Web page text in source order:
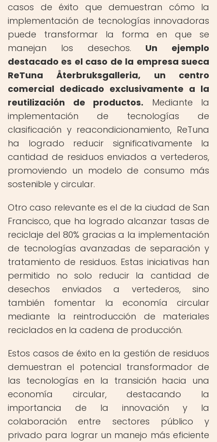
casos de éxito que demuestran cómo la
implementación de tecnologías innovadoras
puede transformar la forma en que se
manejan los desechos. Un ejemplo
destacado es el caso de la empresa sueca
ReTuna Återbruksgalleria, un centro
comercial dedicado exclusivamente a la
reutilización de productos. Mediante la
implementación de tecnologías de
clasificación y reacondicionamiento, ReTuna
ha logrado reducir significativamente la
cantidad de residuos enviados a vertederos,
promoviendo un modelo de consumo más
sostenible y circular.
Otro caso relevante es el de la ciudad de San
Francisco, que ha logrado alcanzar tasas de
reciclaje del 80% gracias a la implementación
de tecnologías avanzadas de separación y
tratamiento de residuos. Estas iniciativas han
permitido no solo reducir la cantidad de
desechos enviados a vertederos, sino
también fomentar la economía circular
mediante la reintroducción de materiales
reciclados en la cadena de producción.
Estos casos de éxito en la gestión de residuos
demuestran el potencial transformador de
las tecnologías en la transición hacia una
economía circular, destacando la
importancia de la innovación y la
colaboración entre sectores público y
privado para lograr un manejo más eficiente